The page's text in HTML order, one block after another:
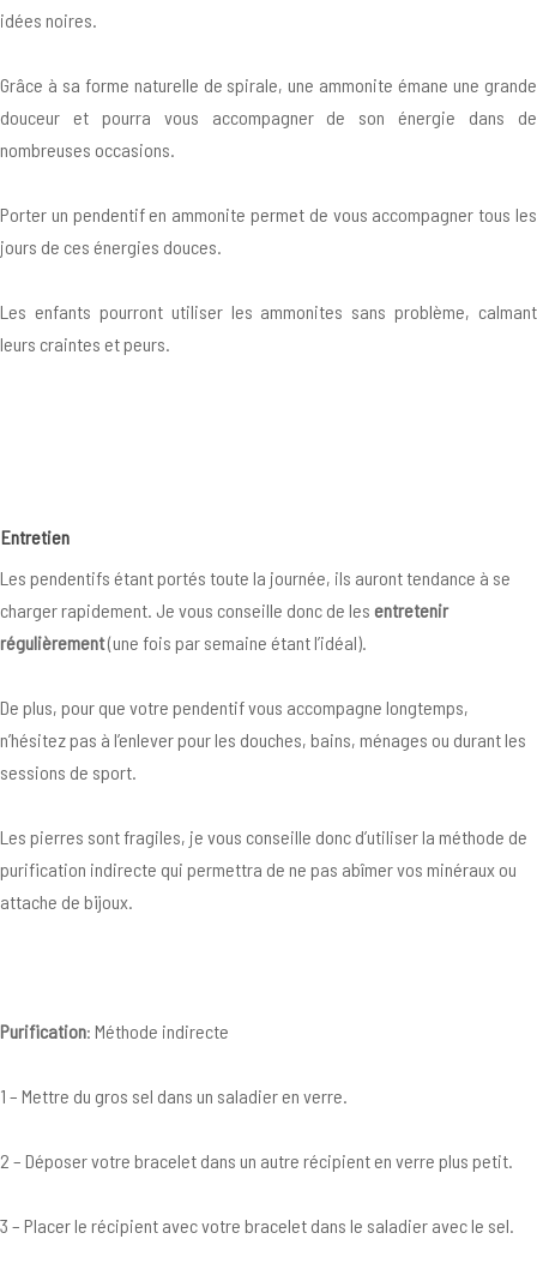
idées noires.
Grâce à sa forme naturelle de spirale, une ammonite émane une grande
douceur et pourra vous accompagner de son énergie dans de
nombreuses occasions.
Porter un pendentif en ammonite permet de vous accompagner tous les
jours de ces énergies douces.
Les enfants pourront utiliser les ammonites sans problème, calmant
leurs craintes et peurs.
Entretien
Les pendentifs étant portés toute la journée, ils auront tendance à se
charger rapidement. Je vous conseille donc de les entretenir
régulièrement(une fois par semaine étant l’idéal).
De plus, pour que votre pendentif vous accompagne longtemps,
n’hésitez pas à l’enlever pour les douches, bains, ménages ou durant les
sessions de sport.
Les pierres sont fragiles, je vous conseille donc d’utiliser la méthode de
purification indirecte qui permettra de ne pas abîmer vos minéraux ou
attache de bijoux.
Purification: Méthode indirecte
1 – Mettre du gros sel dans un saladier en verre.
2 – Déposer votre bracelet dans un autre récipient en verre plus petit.
3 – Placer le récipient avec votre bracelet dans le saladier avec le sel.